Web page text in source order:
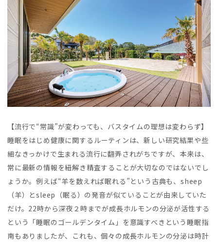
【流行で“常識”が変わっても、バスタイムの理想は変わらず】
睡眠をはじめ健康に関するルーティンは、新しい研究結果や些
細なきっかけで生まれる流行に翻弄されがちですが、本来は、
常に最新の情報を紐解き精査することが大切なのではないでし
ょうか。例えば“羊を数えれば眠れる”という古典も、sheep
（羊）とsleep（眠る）の発音が似ていることが由来していた
だけ。22時から深夜２時までが成長ホルモンの分泌が活性する
という「睡眠のゴールデンタイム」を意識すべきという睡眠指
南もありましたが、これも、個々の成長ホルモンの分泌は時計